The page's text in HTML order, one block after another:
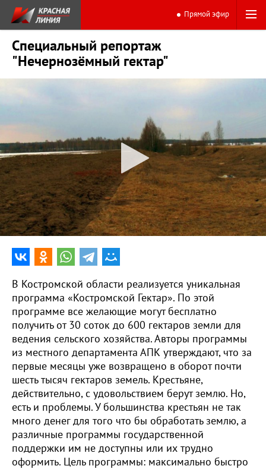
Прямой эфир
Специальный репортаж
"Нечернозёмный гектар"
0:00 16:40
В Костромской области реализуется уникальная
программа «Костромской Гектар». По этой
программе все желающие могут бесплатно
получить от 30 соток до 600 гектаров земли для
ведения сельского хозяйства. Авторы программы
из местного департамента АПК утверждают, что за
первые месяцы уже возвращено в оборот почти
шесть тысяч гектаров земель. Крестьяне,
действительно, с удовольствием берут землю. Но,
есть и проблемы. У большинства крестьян не так
много денег для того что бы обработать землю, а
различные программы государственной
поддержки им не доступны или их трудно
оформить. Цель программы: максимально быстро